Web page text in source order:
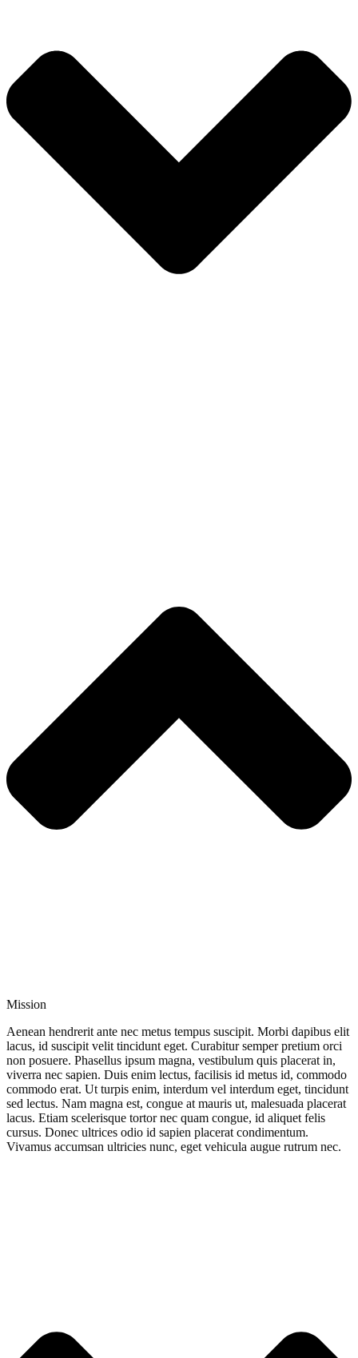
Mission
Aenean hendrerit ante nec metus tempus suscipit. Morbi dapibus elit
lacus, id suscipit velit tincidunt eget. Curabitur semper pretium orci
non posuere. Phasellus ipsum magna, vestibulum quis placerat in,
viverra nec sapien. Duis enim lectus, facilisis id metus id, commodo
commodo erat. Ut turpis enim, interdum vel interdum eget, tincidunt
sed lectus. Nam magna est, congue at mauris ut, malesuada placerat
lacus. Etiam scelerisque tortor nec quam congue, id aliquet felis
cursus. Donec ultrices odio id sapien placerat condimentum.
Vivamus accumsan ultricies nunc, eget vehicula augue rutrum nec.